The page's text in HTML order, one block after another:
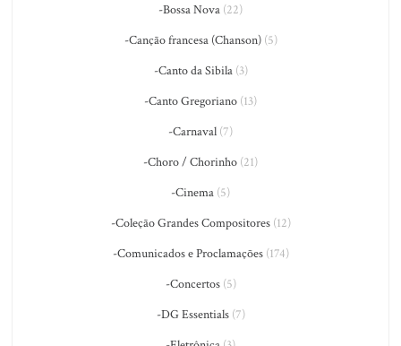
-Bossa Nova (22)
-Canção francesa (Chanson)(5)
-Canto da Sibila(3)
-Canto Gregoriano (13)
-Carnaval (7)
-Choro / Chorinho (21)
-Cinema (5)
-Coleção Grandes Compositores(12)
-Comunicados e Proclamações(174)
-Concertos(5)
-DG Essentials(7)